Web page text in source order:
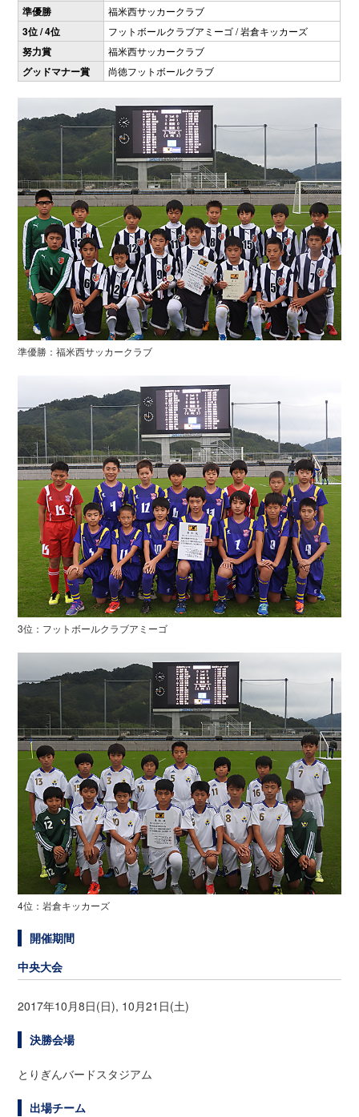
準優勝 福米西サッカークラブ
3位 / 4位 フットボールクラブアミーゴ / 岩倉キッカーズ
努力賞 福米西サッカークラブ
グッドマナー賞 尚徳フットボールクラブ
準優勝：福米西サッカークラブ
3位：フットボールクラブアミーゴ
4位：岩倉キッカーズ
開催期間
中央大会
2017年10月8日(日), 10月21日(土)
決勝会場
とりぎんバードスタジアム
出場チーム